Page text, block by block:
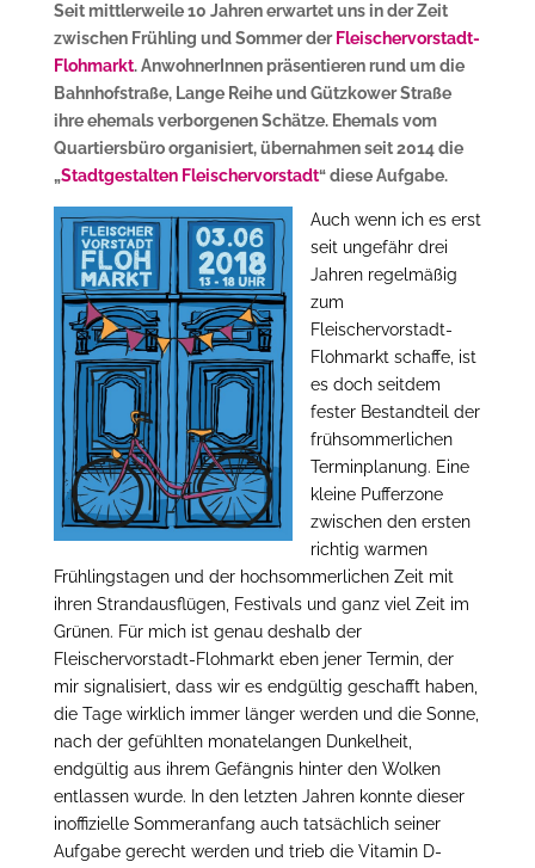
Seit mittlerweile 10 Jahren erwartet uns in der Zeit
zwischen Frühling und Sommer der Fleischervorstadt-
Flohmarkt. AnwohnerInnen präsentieren rund um die
Bahnhofstraße, Lange Reihe und Gützkower Straße
ihre ehemals verborgenen Schätze. Ehemals vom
Quartiersbüro organisiert, übernahmen seit 2014 die
„Stadtgestalten Fleischervorstadt“ diese Aufgabe.
Auch wenn ich es erst
seit ungefähr drei
Jahren regelmäßig
zum
Fleischervorstadt-
Flohmarkt schaffe, ist
es doch seitdem
fester Bestandteil der
frühsommerlichen
Terminplanung. Eine
kleine Pufferzone
zwischen den ersten
richtig warmen
Frühlingstagen und der hochsommerlichen Zeit mit
ihren Strandausflügen, Festivals und ganz viel Zeit im
Grünen. Für mich ist genau deshalb der
Fleischervorstadt-Flohmarkt eben jener Termin, der
mir signalisiert, dass wir es endgültig geschafft haben,
die Tage wirklich immer länger werden und die Sonne,
nach der gefühlten monatelangen Dunkelheit,
endgültig aus ihrem Gefängnis hinter den Wolken
entlassen wurde. In den letzten Jahren konnte dieser
inoffizielle Sommeranfang auch tatsächlich seiner
Aufgabe gerecht werden und trieb die Vitamin D-